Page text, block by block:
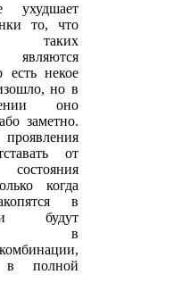
то, что
таких
есть некое
но в
оно
заметно.
от
когда
в
будут
в
в полной